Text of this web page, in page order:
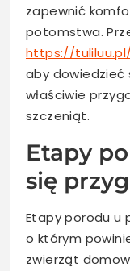
zapewnić
potomstwa.
https://
aby dowiedzieć
właściwie
szczeniąt.
Etapy
się
Etapy porodu u
o którym
zwierząt